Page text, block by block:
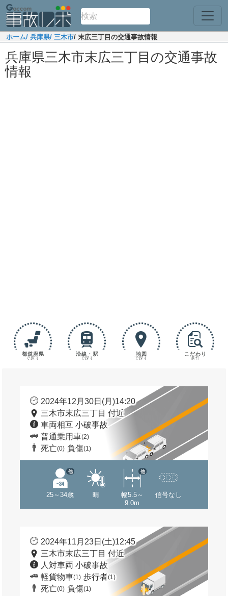
ホーム/ 兵庫県/ 三木市/ 末広三丁目の交通事故情報
兵庫県三木市末広三丁目の交通事故
情報
都道府県
で探す
沿線・駅
で探す
地図
で探す
こだわり
条件
2024年12月30日(月)14:20
三木市末広三丁目 付近
車両相互 小破事故
普通乗用車(2)
死亡(0) 負傷(1)
25～34歳
他
晴
幅5.5～
9.0m
他
信号なし
2024年11月23日(土)12:45
三木市末広三丁目 付近
人対車両 小破事故
軽貨物車(1) 歩行者(1)
死亡(0) 負傷(1)